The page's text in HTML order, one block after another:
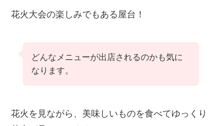
花火大会の楽しみでもある屋台！
どんなメニューが出店されるのかも気に
なります。
花火を見ながら、美味しいものを食べてゆっくり